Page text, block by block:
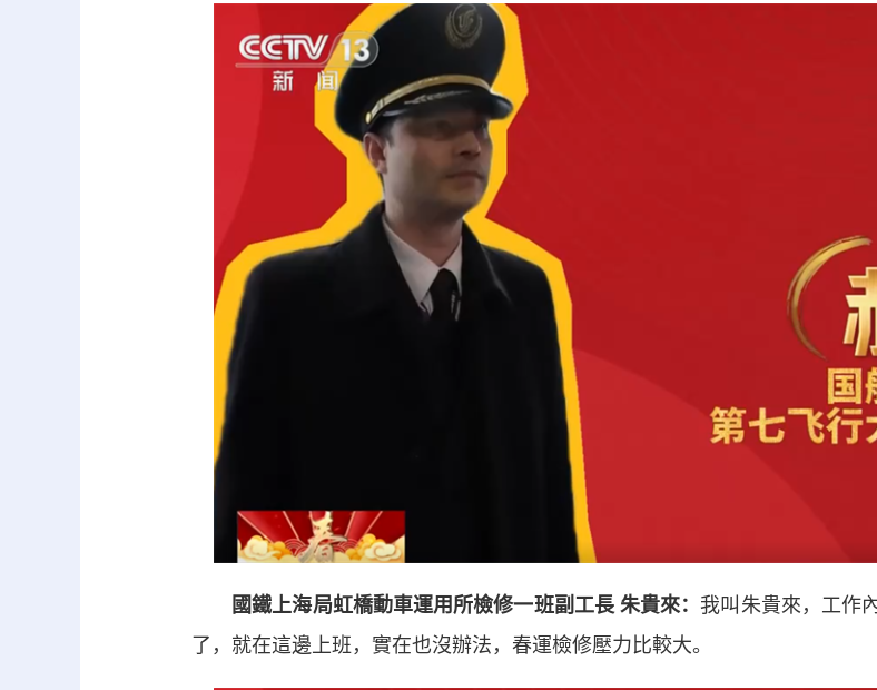
國鐵上海局虹橋動車運用所檢修一班副工長 朱貴來： 我叫朱貴來，工作
了，就在這邊上班，實在也沒辦法，春運檢修壓力比較大。